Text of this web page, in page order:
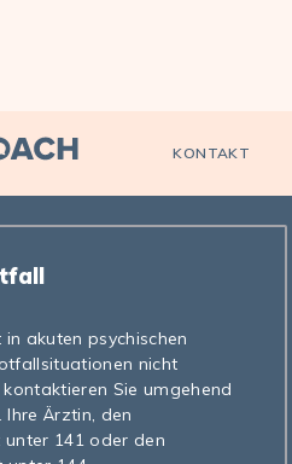
KONTAKT
akuten psychischen
nicht
Sie umgehend
Ärztin, den
141 oder den